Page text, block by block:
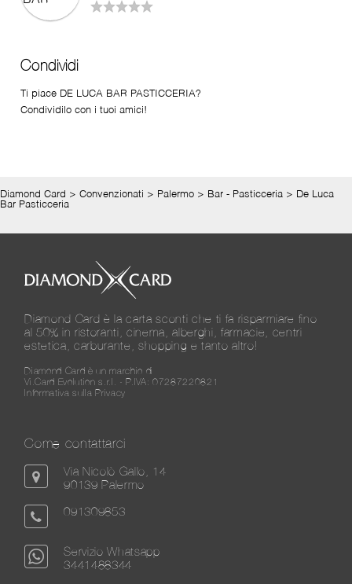
Condividi
Ti piace DE LUCA BAR PASTICCERIA?
Condividilo con i tuoi amici!
Diamond Card > Convenzionati > Palermo > Bar - Pasticceria > De Luca
Bar Pasticceria
Diamond Card è la carta sconti che ti fa risparmiare fino
al 50% in ristoranti, cinema, alberghi, farmacie, centri
estetica, carburante, shopping e tanto altro!
Diamond Card è un marchio di
Vi.Card Evolution s.r.l. - P.IVA: 07287220821
Informativa sulla Privacy
Come contattarci
Via Nicolò Gallo, 14
90139 Palermo
091309853
Servizio Whatsapp
3441488344